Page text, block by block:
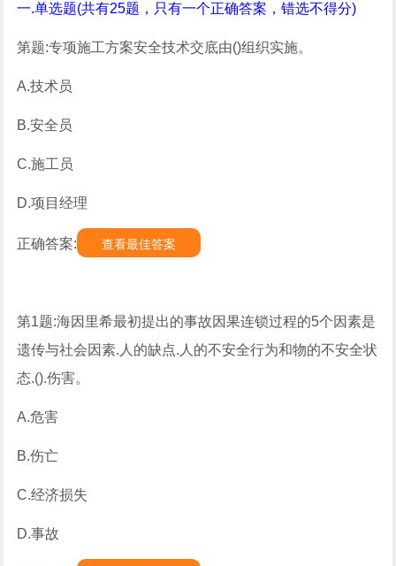
一.单选题(共有25题，只有一个正确答案，错选不得分)
第题:专项施工方案安全技术交底由()组织实施。
A.技术员
B.安全员
C.施工员
D.项目经理
正确答案: 查看最佳答案
第1题:海因里希最初提出的事故因果连锁过程的5个因素是
遗传与社会因素.人的缺点.人的不安全行为和物的不安全状
态.().伤害。
A.危害
B.伤亡
C.经济损失
D.事故